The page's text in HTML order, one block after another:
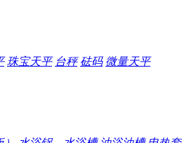
珠宝天平 台秤 砝码 微量天平